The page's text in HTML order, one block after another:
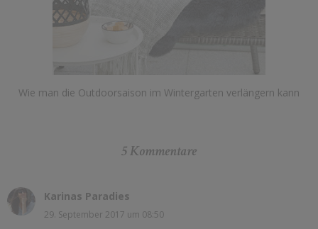
Wie man die Outdoorsaison im Wintergarten verlängern kann
5 Kommentare
Karinas Paradies
29. September 2017 um 08:50